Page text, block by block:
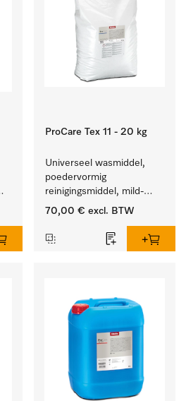
ProCare Tex 11 - 20 kg
Universeel wasmiddel,
poedervormig
reinigingsmiddel, mild-
alkalisch, 20 kg voor het
en kleurechte bonte was.
70,00 € excl. BTW